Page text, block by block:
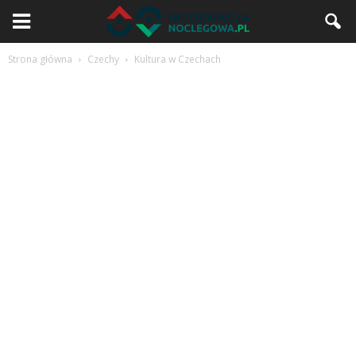
Strona główna Czechy Kultura w Czechach